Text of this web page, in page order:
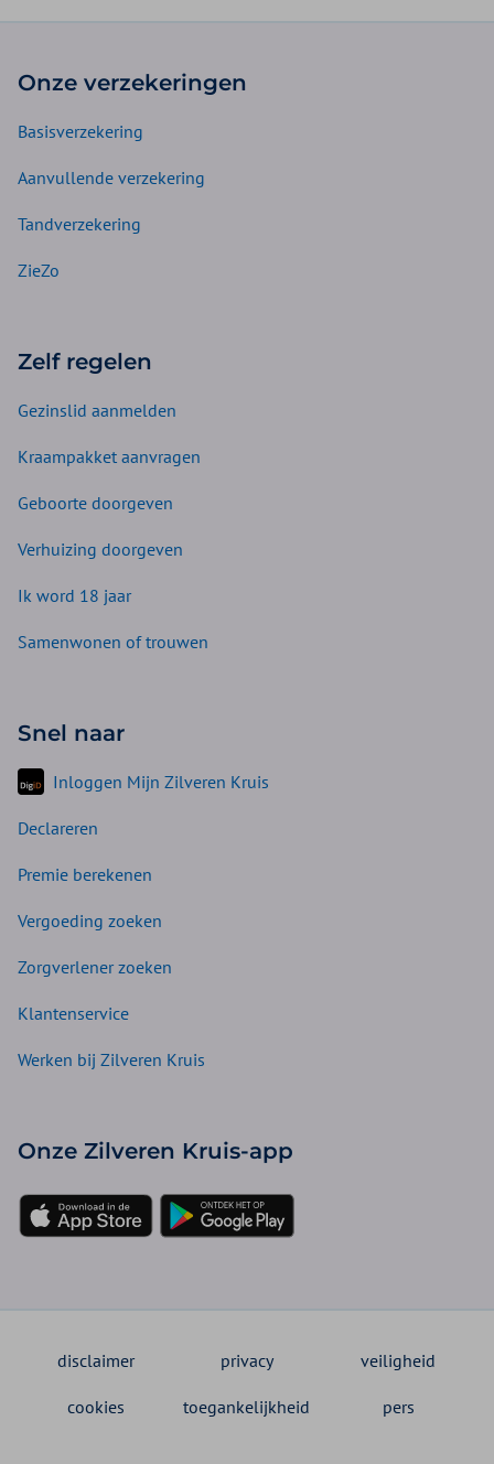
Onze verzekeringen
Basisverzekering
Aanvullende verzekering
Tandverzekering
ZieZo
Zelf regelen
Gezinslid aanmelden
Kraampakket aanvragen
Geboorte doorgeven
Verhuizing doorgeven
Ik word 18 jaar
Samenwonen of trouwen
Snel naar
Inloggen Mijn Zilveren Kruis
Declareren
Premie berekenen
Vergoeding zoeken
Zorgverlener zoeken
Klantenservice
Werken bij Zilveren Kruis
Onze Zilveren Kruis-app
disclaimer privacy veiligheid
cookies toegankelijkheid pers